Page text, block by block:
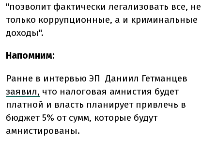
"позволит фактически легализовать все, не
только коррупционные, а и криминальные
доходы".
Напомним:
Ранне в интервью ЭП Даниил Гетманцев
заявил, что налоговая амнистия будет
платной и власть планирует привлечь в
бюджет 5% от сумм, которые будут
амнистированы.